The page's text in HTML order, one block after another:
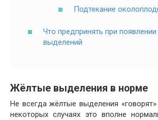
Подтекание
Что предпринять при
выделений
Жёлтые выделения в норме
Не всегда жёлтые выделения
некоторых случаях это вполне